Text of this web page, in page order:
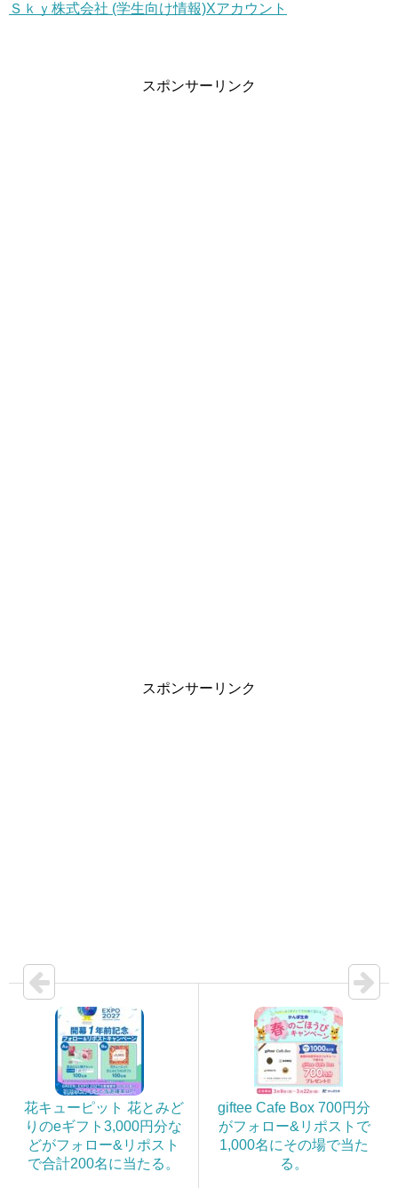
Ｓｋｙ株式会社 (学生向け情報)Xアカウント
スポンサーリンク
スポンサーリンク
花キューピット 花とみど
りのeギフト3,000円分な
どがフォロー&リポスト
で合計200名に当たる。
giftee Cafe Box 700円分
がフォロー&リポストで
1,000名にその場で当た
る。